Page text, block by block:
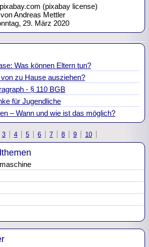
(pixabay license)
Andreas Mettler
29. März 2020
Was können Eltern tun?
zu Hause ausziehen?
- § 110 BGB
für Jugendliche
– Wann und wie ist das möglich?
3 4 5 6 7 8 9 10